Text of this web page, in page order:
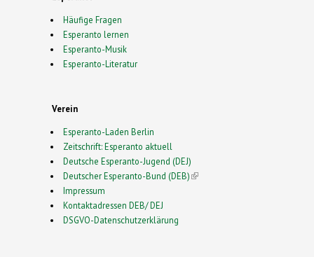
Häufige Fragen
Esperanto lernen
Esperanto-Musik
Esperanto-Literatur
Verein
Esperanto-Laden Berlin
Zeitschrift: Esperanto aktuell
Deutsche Esperanto-Jugend (DEJ)
Deutscher Esperanto-Bund (DEB)(link is external)
Impressum
Kontaktadressen DEB/ DEJ
DSGVO-Datenschutzerklärung